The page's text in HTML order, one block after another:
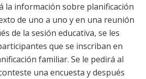
la información sobre planificación
de uno a uno y en una reunión
de la sesión educativa, se les
que se inscriban en
familiar. Se le pedirá al
una encuesta y después